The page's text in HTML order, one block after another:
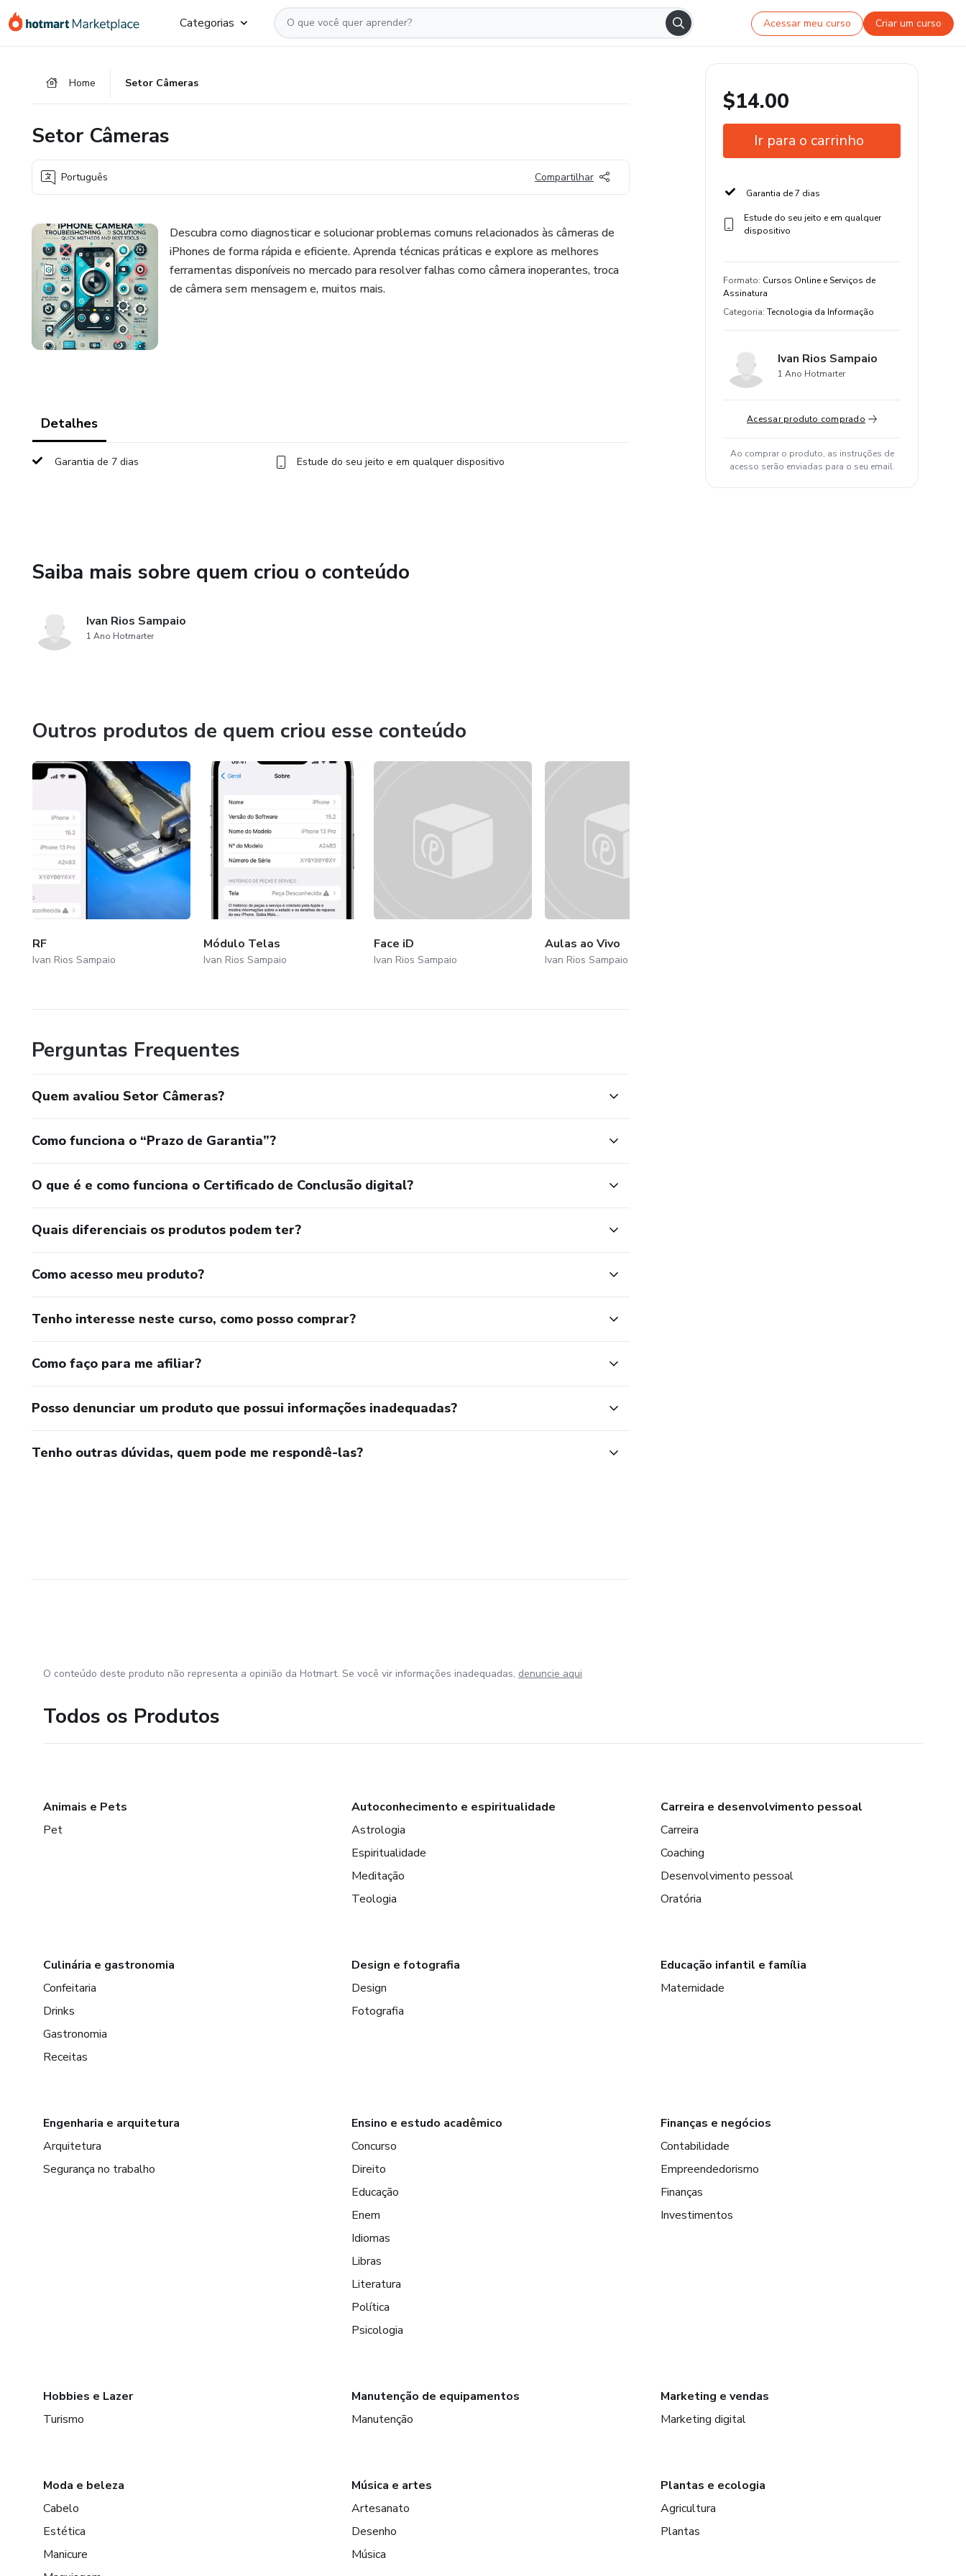
para
para
para
Categorias Acessar meu curso Criar um curso
Home Setor Câmeras
Setor Câmeras
Português Compartilhar
Descubra como diagnosticar e solucionar problemas comuns relacionados às câmeras de
iPhones de forma rápida e eficiente. Aprenda técnicas práticas e explore as melhores
ferramentas disponíveis no mercado para resolver falhas como câmera inoperantes, troca
de câmera sem mensagem e, muitos mais.
Detalhes
Garantia de 7 dias Estude do seu jeito e em qualquer dispositivo
Saiba mais sobre quem criou o conteúdo
Ivan Rios Sampaio
1 Ano Hotmarter
Outros produtos de quem criou esse conteúdo
RF
Ivan Rios Sampaio
Módulo Telas
Ivan Rios Sampaio
Face iD
Ivan Rios Sampaio
Aulas ao Vivo
Ivan Rios Sampaio
Perguntas Frequentes
Quem avaliou Setor Câmeras?
Como funciona o “Prazo de Garantia”?
O que é e como funciona o Certificado de Conclusão digital?
Quais diferenciais os produtos podem ter?
Como acesso meu produto?
Tenho interesse neste curso, como posso comprar?
Como faço para me afiliar?
Posso denunciar um produto que possui informações inadequadas?
Tenho outras dúvidas, quem pode me respondê-las?
$14.00
Ir para o carrinho
Garantia de 7 dias
Estude do seu jeito e em qualquer
dispositivo
Formato: Cursos Online e Serviços de
Assinatura
Categoria: Tecnologia da Informação
Ivan Rios Sampaio
1 Ano Hotmarter
Acessar produto comprado
Ao comprar o produto, as instruções de
acesso serão enviadas para o seu email.
O conteúdo deste produto não representa a opinião da Hotmart. Se você vir informações inadequadas, denuncie aqui
Todos os Produtos
Animais e Pets
Pet
Autoconhecimento e espiritualidade
Astrologia
Espiritualidade
Meditação
Teologia
Carreira e desenvolvimento pessoal
Carreira
Coaching
Desenvolvimento pessoal
Oratória
Culinária e gastronomia
Confeitaria
Drinks
Gastronomia
Receitas
Design e fotografia
Design
Fotografia
Educação infantil e família
Maternidade
Engenharia e arquitetura
Arquitetura
Segurança no trabalho
Ensino e estudo acadêmico
Concurso
Direito
Educação
Enem
Idiomas
Libras
Literatura
Política
Psicologia
Finanças e negócios
Contabilidade
Empreendedorismo
Finanças
Investimentos
Hobbies e Lazer
Turismo
Manutenção de equipamentos
Manutenção
Marketing e vendas
Marketing digital
Moda e beleza
Cabelo
Estética
Manicure
Música e artes
Artesanato
Desenho
Música
Plantas e ecologia
Agricultura
Plantas